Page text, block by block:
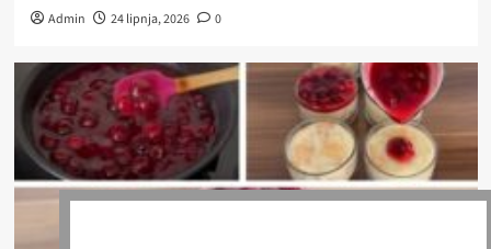
Admin 24 lipnja, 2026 0